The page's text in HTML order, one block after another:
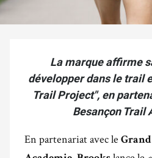
La marque affirme
développer dans le trail
Trail Project", en
Besançon Trail
En partenariat avec le